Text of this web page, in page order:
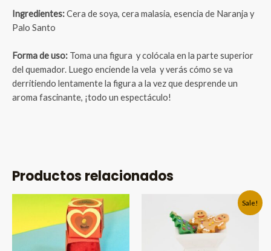
Ingredientes:Cera de soya, cera malasia, esencia de Naranja y
Palo Santo
Forma de uso: Toma una figura y colócala en la parte superior
del quemador. Luego enciende la vela y verás cómo se va
derritiendo lentamente la figura a la vez que desprende un
aroma fascinante, ¡todo un espectáculo!
Productos relacionados
Sale!